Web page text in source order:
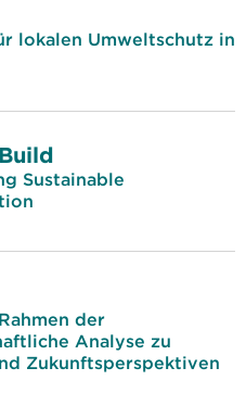
lokalen Umweltschutz in
Sustainable
der
Analyse zu
Zukunftsperspektiven